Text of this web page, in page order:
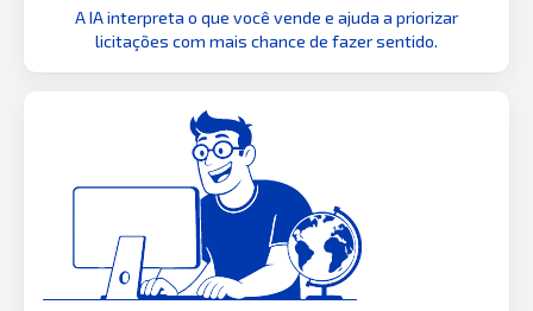
A IA interpreta o que você vende e ajuda a priorizar
licitações com mais chance de fazer sentido.